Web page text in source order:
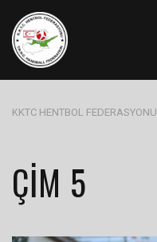
KKTC HENTBOL FEDERASYONU
ÇIM 5